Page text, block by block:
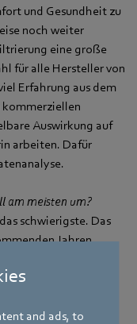
and ads, to
und Gesundheit zu
noch weiter
eine große
für alle Hersteller von
Erfahrung aus dem
kommerziellen
Auswirkung auf
arbeiten. Dafür
am meisten um?
schwierigste. Das
Jahren
schneller und
müssen wir
aber auch
wir auf lokale